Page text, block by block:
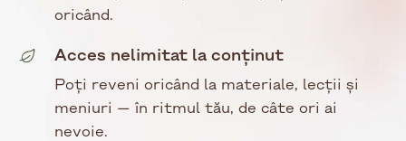
oricând.
Acces nelimitat la conținut
Poți reveni oricând la materiale, lecții și
meniuri — în ritmul tău, de câte ori ai
nevoie.